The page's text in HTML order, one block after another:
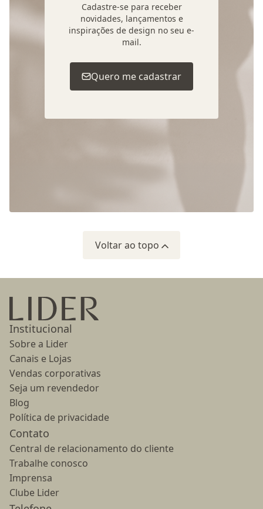
Cadastre-se para receber
novidades, lançamentos e
inspirações de design no seu e-
mail.
Quero me cadastrar
Voltar ao topo
Ir para a página inicial
Institucional
Sobre a Lider
Canais e Lojas
Vendas corporativas
Seja um revendedor
Blog
Política de privacidade
Contato
Central de relacionamento do cliente
Trabalhe conosco
Imprensa
Clube Lider